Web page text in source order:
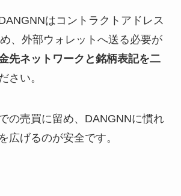
はコントラクトアドレス
、外部ウォレットへ送る必要が
先ネットワークと銘柄表記を二
さい。
の売買に留め、DANGNNに慣れ
広げるのが安全です。